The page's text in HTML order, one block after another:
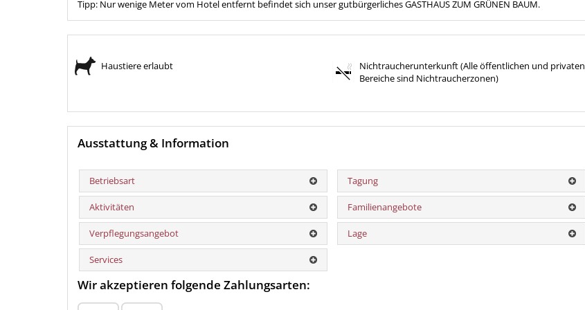
Tipp: Nur wenige Meter vom Hotel entfernt befindet sich unser gutbürgerliches GASTHAUS ZUM GRÜNEN BAUM.
Haustiere erlaubt
Nichtraucherunterkunft (Alle öffentlichen und privaten
Bereiche sind Nichtraucherzonen)
Ausstattung & Information
Betriebsart Tagung
Aktivitäten Familienangebote
Verpflegungsangebot Lage
Services
Wir akzeptieren folgende Zahlungsarten: